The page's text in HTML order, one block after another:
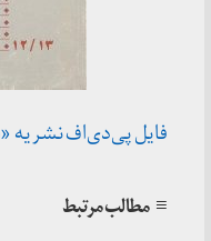
فایل پی‌دی‌اف نشریه «۱۵ خرداد» (پاییز ـ زمستان ۱۳۷۲)
≡ مطالب مرتبط